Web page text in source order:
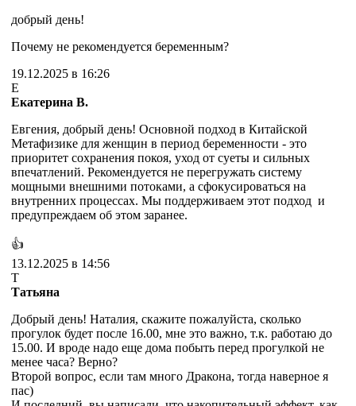
добрый день!
Почему не рекомендуется беременным?
19.12.2025 в 16:26
Е
Екатерина В.
Евгения, добрый день! Основной подход в Китайской
Метафизике для женщин в период беременности - это
приоритет сохранения покоя, уход от суеты и сильных
впечатлений. Рекомендуется не перегружать систему
мощными внешними потоками, а сфокусироваться на
внутренних процессах. Мы поддерживаем этот подход и
предупреждаем об этом заранее.
👍
13.12.2025 в 14:56
Т
Татьяна
Добрый день! Наталия, скажите пожалуйста, сколько
прогулок будет после 16.00, мне это важно, т.к. работаю до
15.00. И вроде надо еще дома побыть перед прогулкой не
менее часа? Верно?
Второй вопрос, если там много Дракона, тогда наверное я
пас)